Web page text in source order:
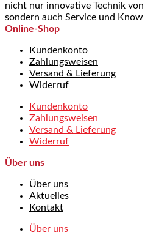
nicht nur innovative Technik
sondern auch Service und
Online-Shop
Kundenkonto
Zahlungsweisen
Versand & Lieferung
Widerruf
Kundenkonto
Zahlungsweisen
Versand & Lieferung
Widerruf
Über uns
Über uns
Aktuelles
Kontakt
Über uns